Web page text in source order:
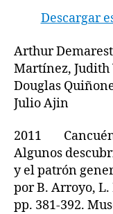
Descargar
Arthur
Martínez, Judith
Douglas
Julio Ajin
2011 Cancuén
Algunos
y el patrón
por B. Arroyo,
pp. 381-392.